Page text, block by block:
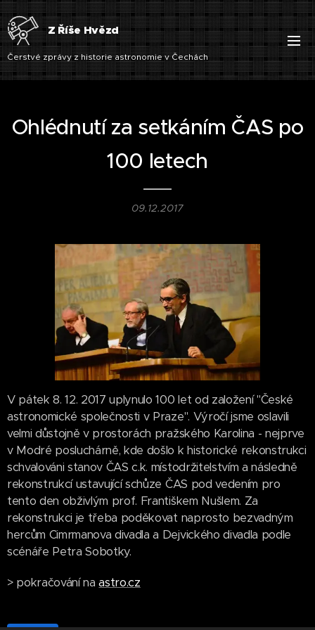
Z Říše Hvězd
Čerstvé zprávy z historie astronomie v Čechách
Ohlédnutí za setkáním ČAS po
100 letech
09.12.2017
V pátek 8. 12. 2017 uplynulo 100 let od založení "České
astronomické společnosti v Praze". Výročí jsme oslavili
velmi důstojně v prostorách pražského Karolina - nejprve
v Modré posluchárně, kde došlo k historické rekonstrukci
schvalováni stanov ČAS c.k. místodržitelstvím a následně
rekonstrukcí ustavující schůze ČAS pod vedením pro
tento den obživlým prof. Františkem Nušlem. Za
rekonstrukci je třeba poděkovat naprosto bezvadným
hercům Cimrmanova divadla a Dejvického divadla podle
scénáře Petra Sobotky.
> pokračování naastro.cz